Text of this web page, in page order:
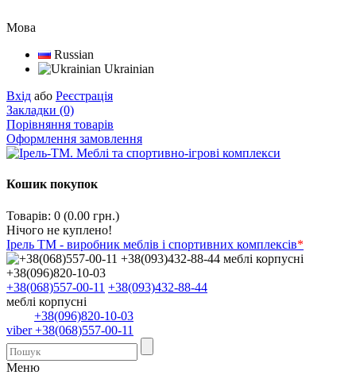
Мова
Russian
Ukrainian
Вхід або Реєстрація
Закладки (0)
Порівняння товарів
Оформлення замовлення
Кошик покупок
Товарів: 0 (0.00 грн.)
Нічого не куплено!
Ірель ТМ - виробник меблів і спортивних комплексів*
+38(068)557-00-11 +38(093)432-88-44
меблі корпусні
+38(096)820-10-03
viber +38(068)557-00-11
Меню